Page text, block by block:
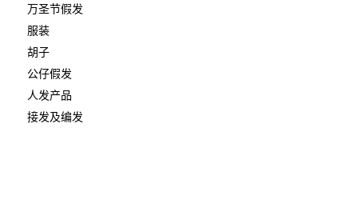
万圣节假发
服装
胡子
公仔假发
人发产品
接发及编发